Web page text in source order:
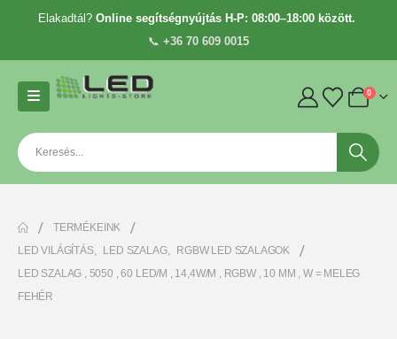
Elakadtál? Online segítségnyújtás H-P: 08:00–18:00 között.
📞 +36 70 609 0015
0
TERMÉKEINK
LED VILÁGÍTÁS, LED SZALAG,
RGBW LED SZALAGOK
LED SZALAG , 5050 , 60 LED/M , 14,4W/M , RGBW , 10 MM , W = MELEG
FEHÉR